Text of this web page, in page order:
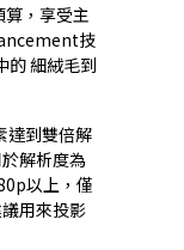
，享受主
技
的 細絨毛到
達到雙倍解
解析度為
以上，僅
用來投影